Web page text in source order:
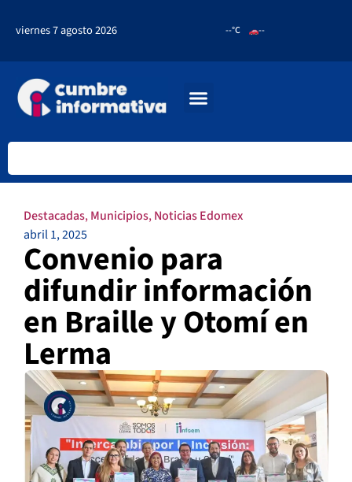
viernes 7 agosto 2026 --°C --
Destacadas,Municipios,Noticias Edomex
abril 1, 2025
Convenio para
difundir información
en Braille y Otomí en
Lerma